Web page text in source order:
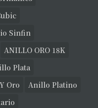
Sinfin
ANILLO ORO 18K
Plata
Oro
Anillo Platino